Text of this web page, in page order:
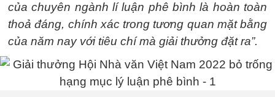
của chuyên ngành lí luận phê bình là hoàn toàn
thoả đáng, chính xác trong tương quan mặt bằng
của năm nay với tiêu chí mà giải thưởng đặt ra”.